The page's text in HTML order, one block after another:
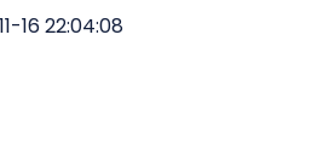
16 22:04:08